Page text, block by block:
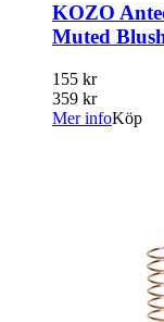
KOZO
Muted
155 kr
359 kr
Mer infoKöp